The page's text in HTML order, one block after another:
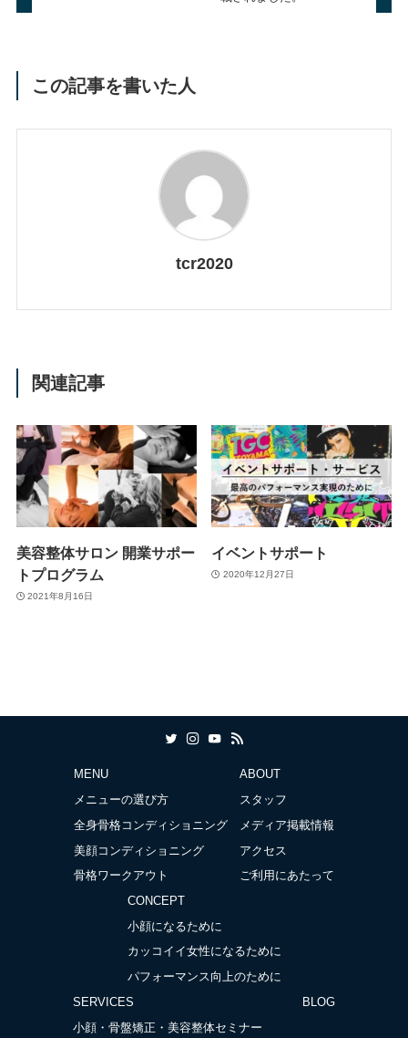
この記事を書いた人
tcr2020
関連記事
美容整体サロン 開業サポー
トプログラム
2021年8月16日
イベントサポート
2020年12月27日
MENU
メニューの選び方
全身骨格コンディショニング
美顔コンディショニング
骨格ワークアウト
ABOUT
スタッフ
メディア掲載情報
アクセス
ご利用にあたって
CONCEPT
小顔になるために
カッコイイ女性になるために
パフォーマンス向上のために
SERVICES
小顔・骨盤矯正・美容整体セミナー
BLOG